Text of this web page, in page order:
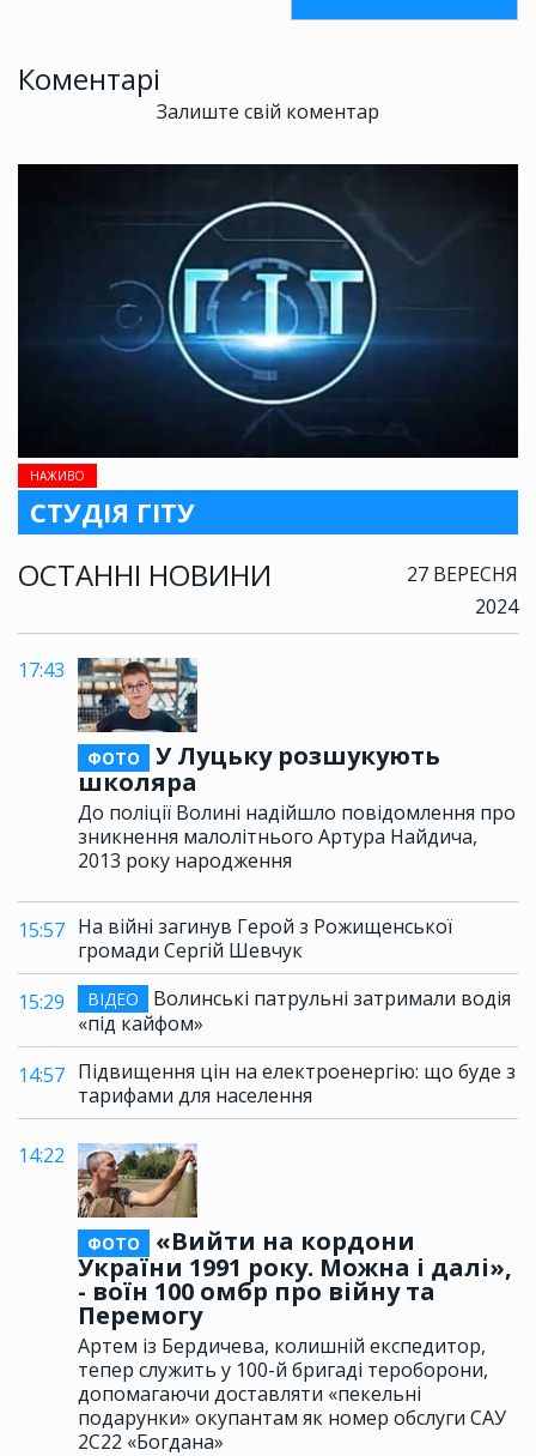
НАЖИВО
СТУДІЯ ГІТУ
ОСТАННІ НОВИНИ
27 ВЕРЕСНЯ
2024
17:43
ФОТО
У Луцьку розшукують
школяра
До поліції Волині надійшло повідомлення про
зникнення малолітнього Артура Найдича,
2013 року народження
15:57 На війні загинув Герой з Рожищенської
громади Сергій Шевчук
15:29
ВІДЕО
Волинські патрульні затримали водія
«під кайфом»
14:57 Підвищення цін на електроенергію: що буде з
тарифами для населення
14:22
ФОТО
«Вийти на кордони
України 1991 року. Можна і далі»,
- воїн 100 омбр про війну та
Перемогу
Артем із Бердичева, колишній експедитор,
тепер служить у 100-й бригаді тероборони,
допомагаючи доставляти «пекельні
подарунки» окупантам як номер обслуги САУ
2С22 «Богдана»
Коментарі
Залиште свій коментар